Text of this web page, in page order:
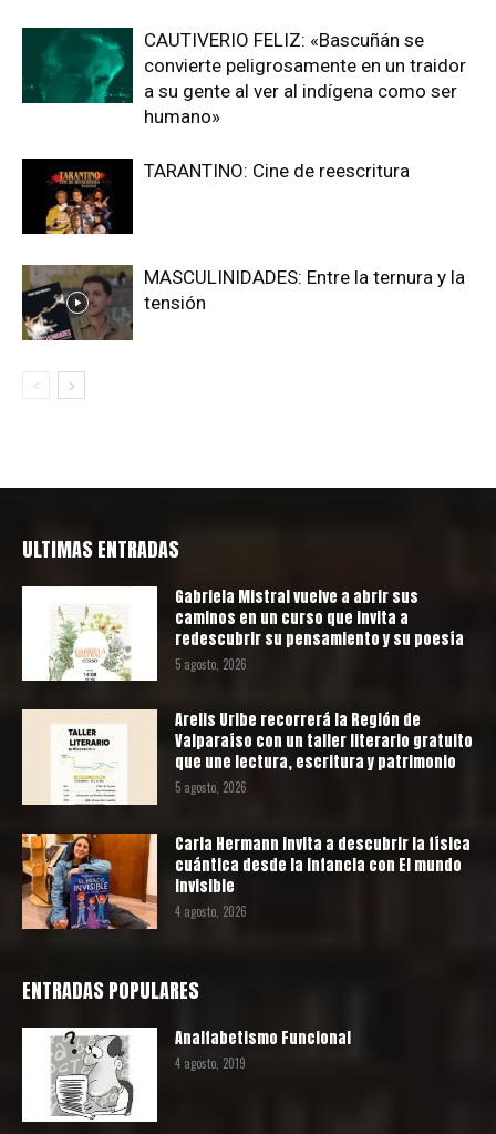
CAUTIVERIO FELIZ: «Bascuñán se
convierte peligrosamente en un traidor
a su gente al ver al indígena como ser
humano»
TARANTINO: Cine de reescritura
MASCULINIDADES: Entre la ternura y la
tensión
ULTIMAS ENTRADAS
Gabriela Mistral vuelve a abrir sus
caminos en un curso que invita a
redescubrir su pensamiento y su poesía
5 agosto, 2026
Arelis Uribe recorrerá la Región de
Valparaíso con un taller literario gratuito
que une lectura, escritura y patrimonio
5 agosto, 2026
Carla Hermann invita a descubrir la física
cuántica desde la infancia con El mundo
invisible
4 agosto, 2026
ENTRADAS POPULARES
Analfabetismo Funcional
4 agosto, 2019